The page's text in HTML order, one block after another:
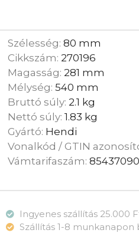
Szélesség:80 mm
Cikkszám: 270196
Magasság: 281 mm
Mélység:540 mm
Bruttó súly: 2.1 kg
Nettó súly:1.83 kg
Gyártó: Hendi
Vonalkód / GTIN
Vámtarifaszám:85437090
Ingyenes szállítás 25.000
Szállítás 1-8 munkanapon